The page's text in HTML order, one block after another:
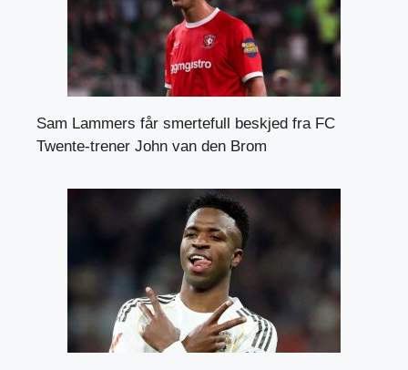
Sam Lammers får smertefull beskjed fra FC
Twente-trener John van den Brom